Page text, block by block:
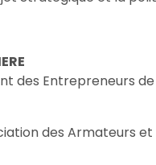
des Entrepreneurs
des Armateurs